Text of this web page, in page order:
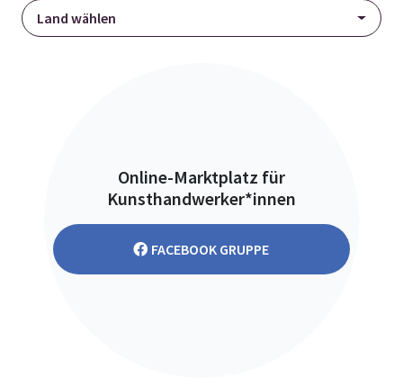
Land wählen
Online-Marktplatz für
Kunsthandwerker*innen
FACEBOOK GRUPPE